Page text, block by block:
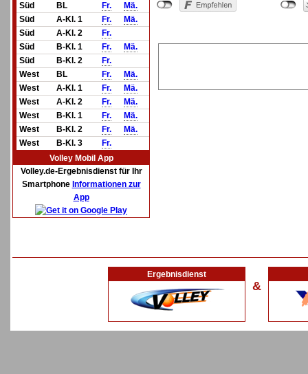
Süd
BL Fr.
Mä.
Süd
A-Kl. 1 Fr.
Mä.
Süd
A-Kl. 2
Fr.
Süd
B-Kl. 1 Fr.
Mä.
Süd
B-Kl. 2
Fr.
West
BL Fr.
Mä.
West
A-Kl. 1 Fr.
Mä.
West
A-Kl. 2 Fr.
Mä.
West
B-Kl. 1 Fr.
Mä.
West
B-Kl. 2 Fr.
Mä.
West
B-Kl. 3
Fr.
Volley Mobil App
Volley.de-Ergebnisdienst für Ihr
Smartphone Informationen zur
App
Ergebnisdienst
&